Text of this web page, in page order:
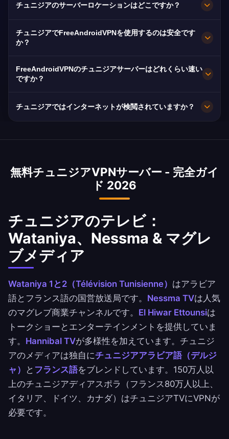
れており、アラビア語/フランス語のスムーズなス
チュニジアのサーバーロケーションはどこですか？
FreeAndroidVPNはチュニジア全土のチュニス、
スファックス、スースに複数の高速サーバーを維
めに10Gbps接続を備えています。ロケーション
とニーズに基づいて最適なパフォーマンスを得る
択できます。
チュニジアでFreeAndroidVPNを使用するのは安全です
か？
もちろんです。AES-256暗号化とノーログポリシ
ー。2011年の革命で獲得したインターネットの自
FreeAndroidVPNのチュニジアサーバーはどれくらい速い
ですか？
TNによるチュニジアの平均20Mbpsは成長中で
チュニジアではインターネットが検閲されていますか？
が、2021年以降懸念が高まっています。一部のウ
VPNは国内のチュニジア人と海外の150万人以上
のチュニジア人に制限のないインターネットへの
継続的なアクセスを保証します。
無料チュニジアVPNサーバー - 完全ガイ
ド 2026
チュニジアのテレビ：
Wataniya、Nessma & マグレ
ブメディア
Wataniya 1と2（Télévision Tunisienne） はアラビア
語とフランス語の国営放送局です。 Nessma TVは人気
のマグレブ商業チャンネルです。 El Hiwar Ettounsiは
トークショーとエンターテインメントを提供していま
す。 Hannibal TVが多様性を加えています。チュニジ
アのメディアは独自にチュニジアアラビア語（デルジ
ャ）
と フランス語をブレンドしています。150万人以
上のチュニジアディアスポラ（フランス80万人以上、
イタリア、ドイツ、カナダ）はチュニジアTVにVPNが
必要です。